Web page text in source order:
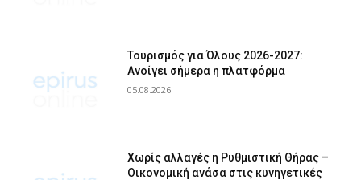
Τουρισμός για Όλους 2026-2027:
Ανοίγει σήμερα η πλατφόρμα
05.08.2026
Χωρίς αλλαγές η Ρυθμιστική Θήρας –
Οικονομική ανάσα στις κυνηγετικές